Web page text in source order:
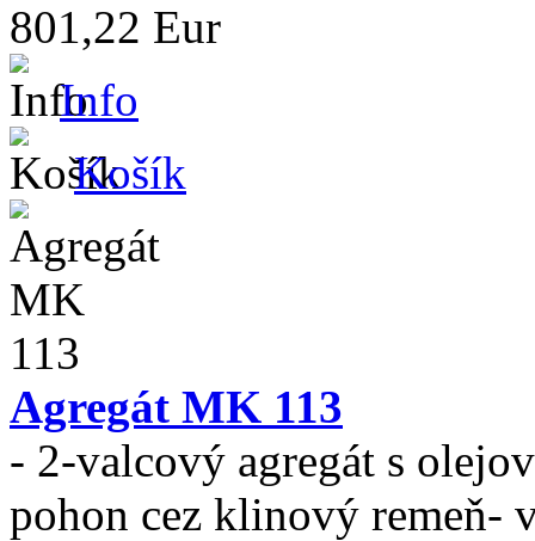
801,22 Eur
Info
Košík
Agregát MK 113
- 2-valcový agregát s
pohon cez klinový remeň-